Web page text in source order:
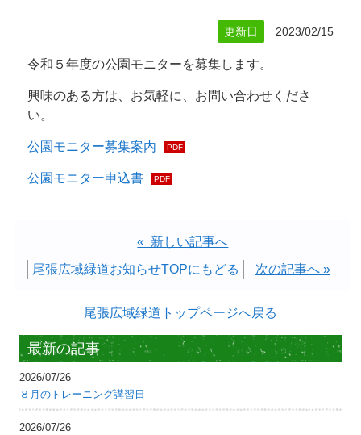
更新日 2023/02/15
令和５年度の公園モニターを募集します。
興味のある方は、お気軽に、お問い合わせくださ
い。
公園モニター募集案内
公園モニター申込書
« 新しい記事へ
尾張広域緑道お知らせTOPにもどる
次の記事へ »
尾張広域緑道トップページへ戻る
最新の記事
2026/07/26
８月のトレーニング講習日
2026/07/26